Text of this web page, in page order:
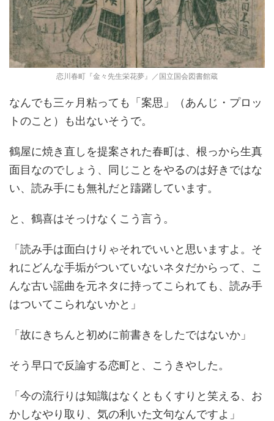
恋川春町『金々先生栄花夢』／国立国会図書館蔵
なんでも三ヶ月粘っても「案思」（あんじ・プロッ
トのこと）も出ないそうで。
鶴屋に焼き直しを提案された春町は、根っから生真
面目なのでしょう、同じことをやるのは好きではな
い、読み手にも無礼だと躊躇しています。
と、鶴喜はそっけなくこう言う。
「読み手は面白けりゃそれでいいと思いますよ。そ
れにどんな手垢がついていないネタだからって、こ
んな古い謡曲を元ネタに持ってこられても、読み手
はついてこられないかと」
「故にきちんと初めに前書きをしたではないか」
そう早口で反論する恋町と、こうきやした。
「今の流行りは知識はなくともくすりと笑える、お
かしなやり取り、気の利いた文句なんですよ」